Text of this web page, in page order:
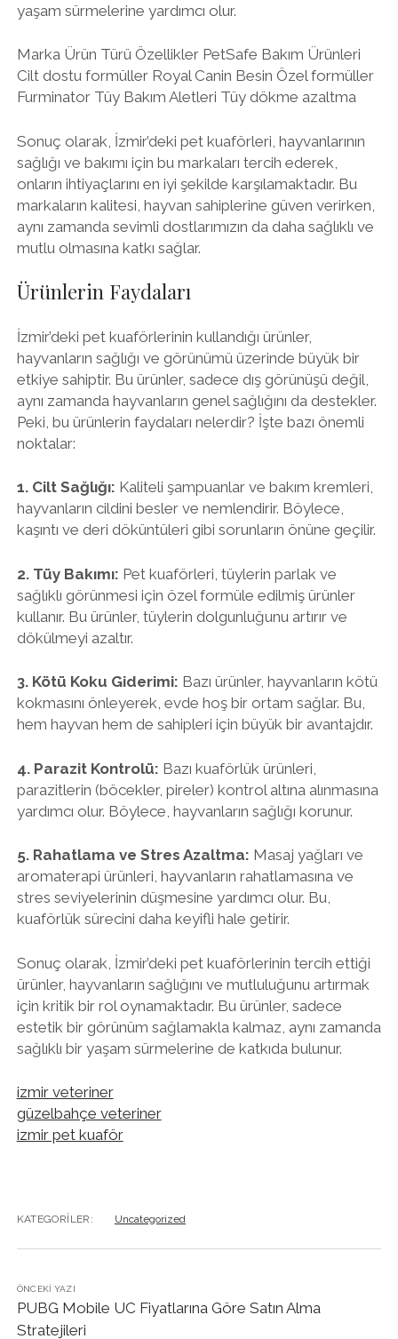
yaşam sürmelerine yardımcı olur.
Marka Ürün Türü Özellikler PetSafe Bakım Ürünleri
Cilt dostu formüller Royal Canin Besin Özel formüller
Furminator Tüy Bakım Aletleri Tüy dökme azaltma
Sonuç olarak, İzmir’deki pet kuaförleri, hayvanlarının
sağlığı ve bakımı için bu markaları tercih ederek,
onların ihtiyaçlarını en iyi şekilde karşılamaktadır. Bu
markaların kalitesi, hayvan sahiplerine güven verirken,
aynı zamanda sevimli dostlarımızın da daha sağlıklı ve
mutlu olmasına katkı sağlar.
Ürünlerin Faydaları
İzmir’deki pet kuaförlerinin kullandığı ürünler,
hayvanların sağlığı ve görünümü üzerinde büyük bir
etkiye sahiptir. Bu ürünler, sadece dış görünüşü değil,
aynı zamanda hayvanların genel sağlığını da destekler.
Peki, bu ürünlerin faydaları nelerdir? İşte bazı önemli
noktalar:
1. Cilt Sağlığı: Kaliteli şampuanlar ve bakım kremleri,
hayvanların cildini besler ve nemlendirir. Böylece,
kaşıntı ve deri döküntüleri gibi sorunların önüne geçilir.
2. Tüy Bakımı: Pet kuaförleri, tüylerin parlak ve
sağlıklı görünmesi için özel formüle edilmiş ürünler
kullanır. Bu ürünler, tüylerin dolgunluğunu artırır ve
dökülmeyi azaltır.
3. Kötü Koku Giderimi: Bazı ürünler, hayvanların kötü
kokmasını önleyerek, evde hoş bir ortam sağlar. Bu,
hem hayvan hem de sahipleri için büyük bir avantajdır.
4. Parazit Kontrolü: Bazı kuaförlük ürünleri,
parazitlerin (böcekler, pireler) kontrol altına alınmasına
yardımcı olur. Böylece, hayvanların sağlığı korunur.
5. Rahatlama ve Stres Azaltma: Masaj yağları ve
aromaterapi ürünleri, hayvanların rahatlamasına ve
stres seviyelerinin düşmesine yardımcı olur. Bu,
kuaförlük sürecini daha keyifli hale getirir.
Sonuç olarak, İzmir’deki pet kuaförlerinin tercih ettiği
ürünler, hayvanların sağlığını ve mutluluğunu artırmak
için kritik bir rol oynamaktadır. Bu ürünler, sadece
estetik bir görünüm sağlamakla kalmaz, aynı zamanda
sağlıklı bir yaşam sürmelerine de katkıda bulunur.
izmir veteriner
güzelbahçe veteriner
izmir pet kuaför
KATEGORILER: Uncategorized
ÖNCEKI YAZI
PUBG Mobile UC Fiyatlarına Göre Satın Alma
Stratejileri